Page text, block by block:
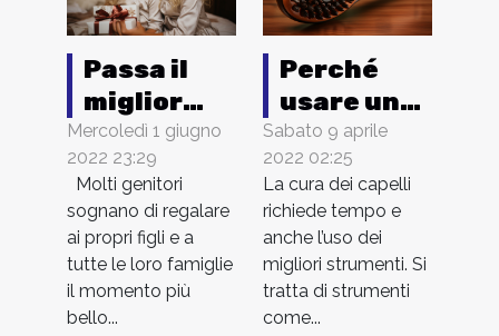
Passa il
miglior
Natale di
sempre
Mercoledì 1 giugno
2022 23:29
Molti genitori
sognano di regalare
ai propri figli e a
tutte le loro famiglie
il momento più
bello...
Perché
usare una
spazzola
rotante
per i
capelli?
Sabato 9 aprile
2022 02:25
La cura dei capelli
richiede tempo e
anche l’uso dei
migliori strumenti. Si
tratta di strumenti
come...